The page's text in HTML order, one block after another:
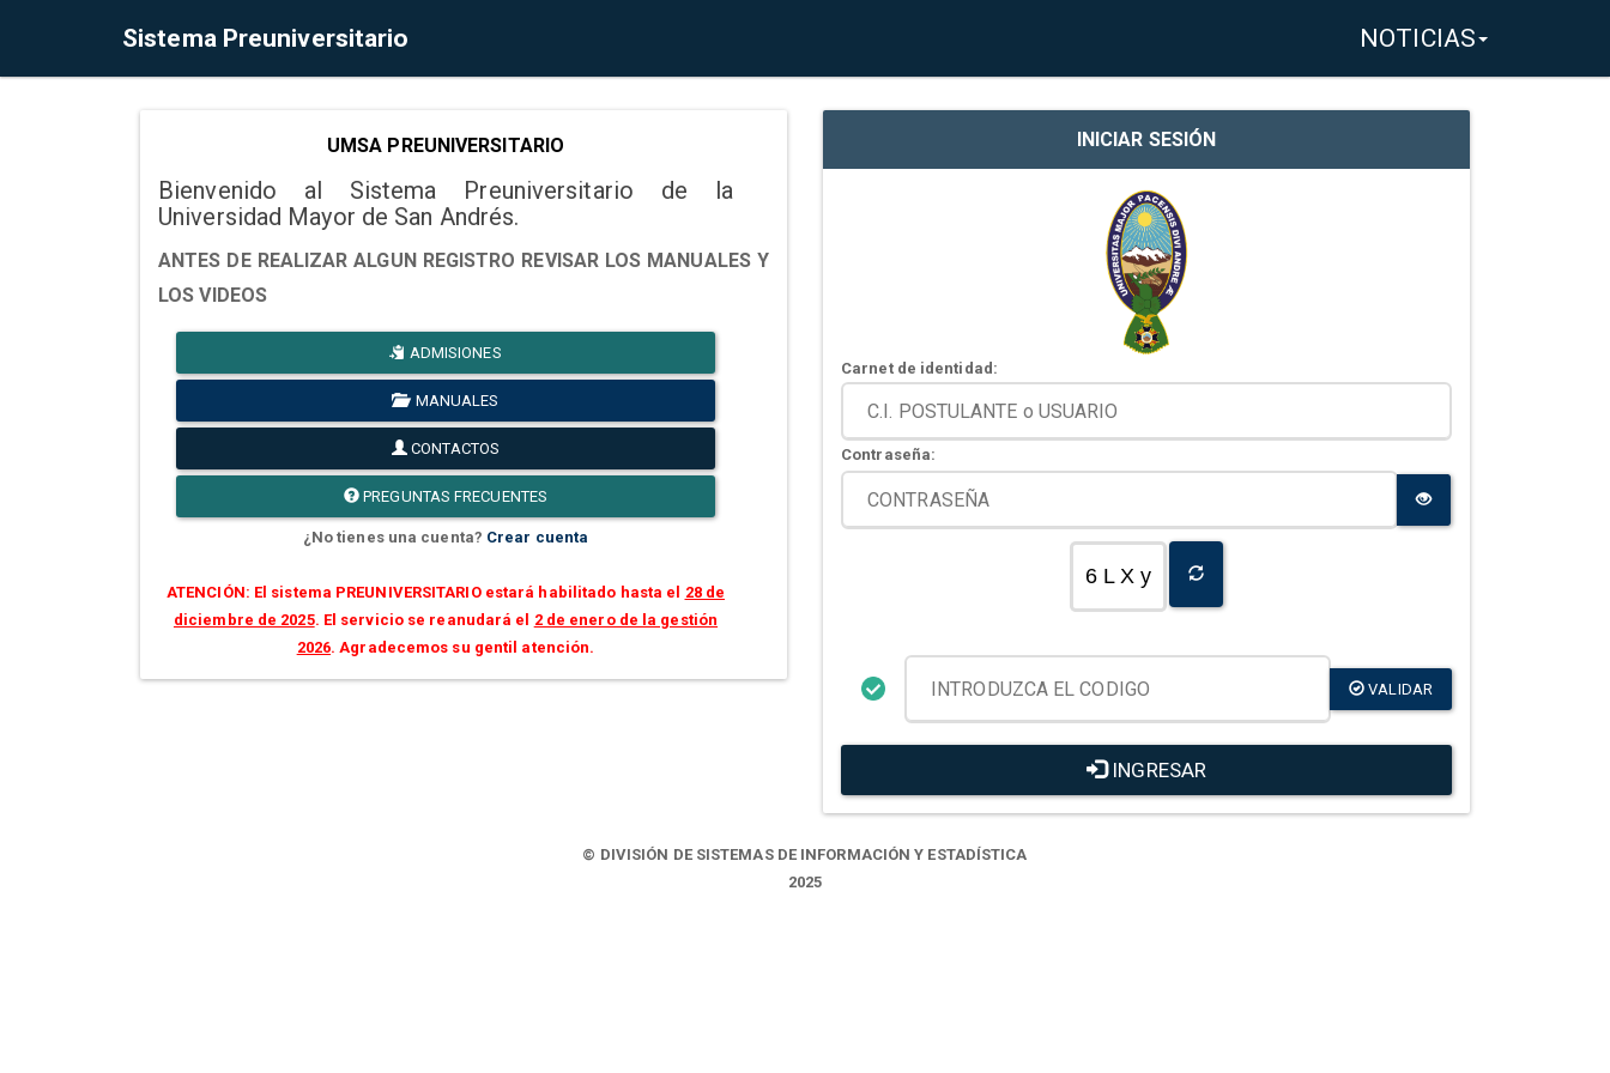
Sistema Preuniversitario NOTICIAS
UMSA PREUNIVERSITARIO
Bienvenido al Sistema Preuniversitario de la
Universidad Mayor de San Andrés.
ANTES DE REALIZAR ALGUN REGISTRO REVISAR LOS MANUALES Y
LOS VIDEOS
ADMISIONES
MANUALES
CONTACTOS
PREGUNTAS FRECUENTES
¿No tienes una cuenta? Crear cuenta
ATENCIÓN: El sistema PREUNIVERSITARIO estará habilitado hasta el 28 de
diciembre de 2025. El servicio se reanudará el 2 de enero de la gestión
2026. Agradecemos su gentil atención.
INICIAR SESIÓN
Carnet de identidad:
Contraseña:
6 L X y
VALIDAR
INGRESAR
© DIVISIÓN DE SISTEMAS DE INFORMACIÓN Y ESTADÍSTICA
2025